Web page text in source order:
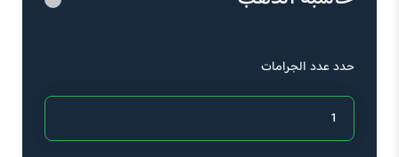
حدد عدد الجرامات